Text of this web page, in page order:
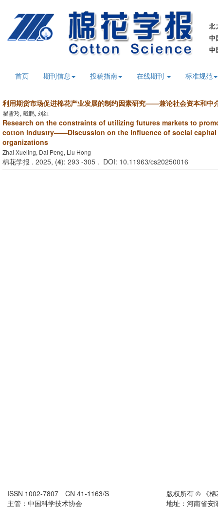
首页 期刊信息 投稿指南 在线期刊 标准规范
利用期货市场促进棉花产业发展的制约因素研究——兼论社会资本和中
翟雪玲, 戴鹏, 刘红
Research on the constraints of utilizing futures markets to
cotton industry——Discussion on the influence of social capital
organizations
Zhai Xueling, Dai Peng, Liu Hong
棉花学报 . 2025, (4): 293 -305 . DOI: 10.11963/cs20250016
ISSN 1002-7807 CN 41-1163/S
主管：中国科学技术协会
版权所有 © 《
地址：河南省安